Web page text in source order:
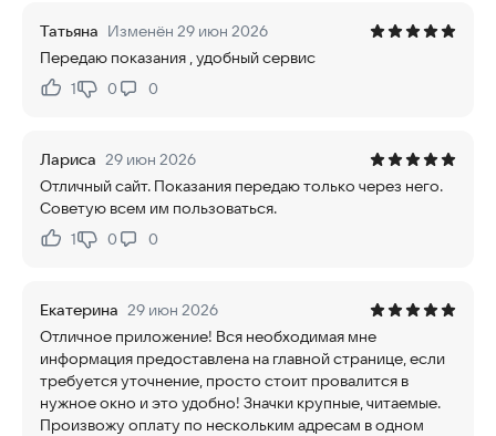
Татьяна Изменён 29 июн 2026
Передаю показания , удобный сервис
Нравится:
1Не нравится:
0 0
Лариса 29 июн 2026
Отличный сайт. Показания передаю только через него.
Советую всем им пользоваться.
Нравится:
1Не нравится:
0 0
Екатерина 29 июн 2026
Отличное приложение! Вся необходимая мне
информация предоставлена на главной странице, если
требуется уточнение, просто стоит провалится в
нужное окно и это удобно! Значки крупные, читаемые.
Произвожу оплату по нескольким адресам в одном